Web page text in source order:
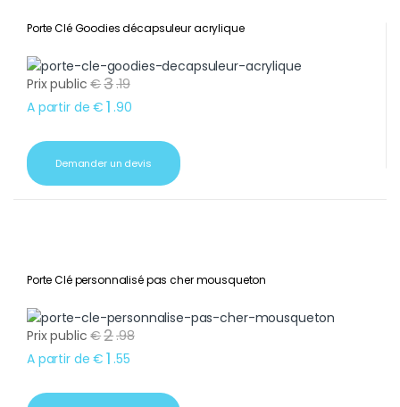
Porte Clé Goodies décapsuleur acrylique
Prix public €3.19
A partir de € 1 .90
Demander un devis
Porte Clé personnalisé pas cher mousqueton
Prix public €2.98
A partir de € 1 .55